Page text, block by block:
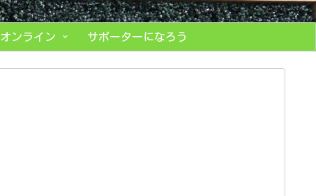
オンライン サポーターになろう